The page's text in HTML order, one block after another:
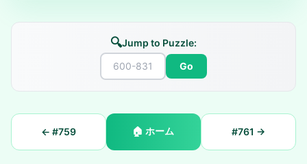
🔍Jump to Puzzle:
Go
← #759 🏠ホーム #761 →